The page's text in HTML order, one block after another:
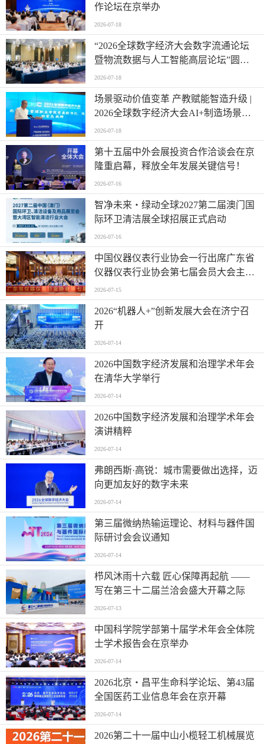
作论坛在京举办
2026-07-18
“2026全球数字经济大会数字流通论坛
暨物流数据与人工智能高层论坛”圆满
成功举办
2026-07-18
场景驱动价值变革 产教赋能智造升级 |
2026全球数字经济大会AI+制造场景落
地国际论坛成功举办
2026-07-18
第十五届中外会展投资合作洽谈会在京
隆重启幕，释放全年发展关键信号！
2026-07-16
智净未来・绿动全球2027第二届澳门国
际环卫清洁展全球招展正式启动
2026-07-16
中国仪器仪表行业协会一行出席广东省
仪器仪表行业协会第七届会员大会主题
活动并进行走访交流
2026-07-15
2026“机器人+”创新发展大会在济宁召
开
2026-07-14
2026中国数字经济发展和治理学术年会
在清华大学举行
2026-07-14
2026中国数字经济发展和治理学术年会
演讲精粹
2026-07-14
弗朗西斯·高锐：城市需要做出选择，迈
向更加友好的数字未来
2026-07-14
第三届微纳热输运理论、材料与器件国
际研讨会会议通知
2026-07-14
栉风沐雨十六载 匠心保障再起航 ——
写在第三十二届兰洽会盛大开幕之际
2026-07-13
中国科学院学部第十届学术年会全体院
士学术报告会在京举办
2026-07-14
2026北京・昌平生命科学论坛、第43届
全国医药工业信息年会在京开幕
2026-07-14
2026第二十一届中山小榄轻工机械展览